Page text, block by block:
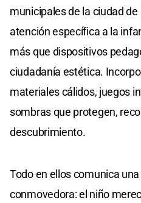
municipales de la ciudad
atención específica a la
más que dispositivos
ciudadanía estética.
materiales cálidos, juegos
sombras que protegen,
descubrimiento.
Todo en ellos comunica
conmovedora: el niño